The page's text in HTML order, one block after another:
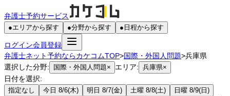
弁護士予約サービス
●エリアから探す ●分野から探す ● 日程から探す
ログイン会員登録
弁護士ネット予約ならカケコムTOP>国際・外国人問題>兵庫県
選択した分野:
国際・外国人問題× エリア: 兵庫県×
日付を選択:
指定なし 今日 8/6(木) 明日 8/7(金) 土曜 8/8(土)
日曜 8/9(日)